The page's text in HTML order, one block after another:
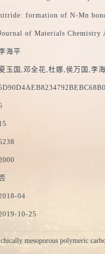
formation of N-Mn
of Materials Chemistry
海平
玉国,邓全花,杜娜,侯万国,李
04
10-25
mesoporous polymeric